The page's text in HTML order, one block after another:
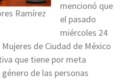
Ramírez
mencionó que
el pasado
miércoles 24
de Ciudad de México
que tiene por meta
de las personas